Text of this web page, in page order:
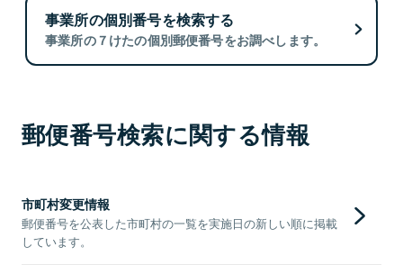
事業所の個別番号を検索する
事業所の７けたの個別郵便番号をお調べします。
郵便番号検索に関する情報
市町村変更情報
郵便番号を公表した市町村の一覧を実施日の新しい順に掲載
しています。